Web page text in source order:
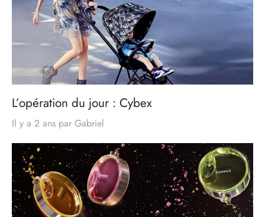
L’opération du jour : Cybex
Il y a 2 ans par Gabriel